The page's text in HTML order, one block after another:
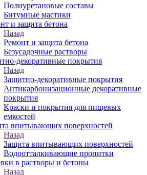
Полиуретановые составы
Битумные мастики
и защита бетона
Назад
Ремонт и защита бетона
Безусадочные растворы
декоративные покрытия
Назад
Защитно-декоративные покрытия
Антикарбонизационные декоративные
покрытия
Краски и покрытия для пищевых
емкостей
впитывающих поверхностей
Назад
Защита впитывающих поверхностей
Водоотталкивающие пропитки
в растворы и бетоны
Назад